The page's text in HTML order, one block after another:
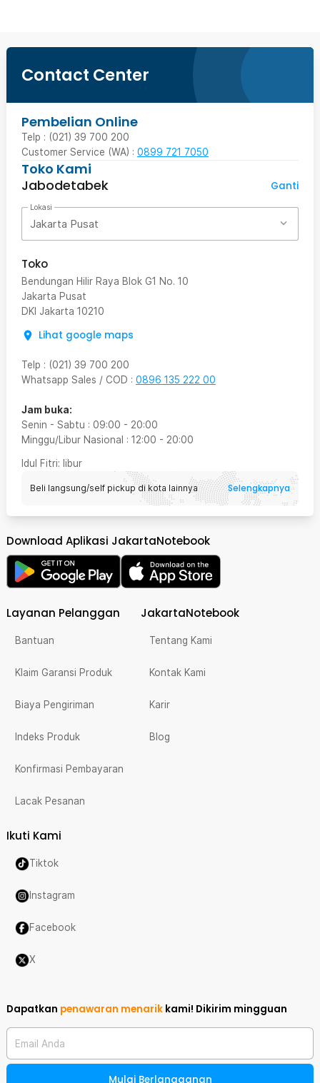
Contact Center
Pembelian Online
Telp : (021) 39 700 200
Customer Service (WA) : 0899 721 7050
Toko Kami
Jabodetabek
Ganti
Lokasi
Jakarta Pusat
Toko
Bendungan Hilir Raya Blok G1 No. 10
Jakarta Pusat
DKI Jakarta 10210
Lihat google maps
Telp : (021) 39 700 200
Whatsapp Sales / COD : 0896 135 222 00
Jam buka:
Senin - Sabtu : 09:00 - 20:00
Minggu/Libur Nasional : 12:00 - 20:00
Idul Fitri: libur
Beli langsung/self pickup di kota lainnya Selengkapnya
Download Aplikasi JakartaNotebook
Layanan Pelanggan
Bantuan
Klaim Garansi Produk
Biaya Pengiriman
Indeks Produk
Konfirmasi Pembayaran
Lacak Pesanan
JakartaNotebook
Tentang Kami
Kontak Kami
Karir
Blog
Ikuti Kami
Tiktok
Instagram
Facebook
X
Dapatkan penawaran menarik kami! Dikirim mingguan
Email Anda
Mulai Berlangganan